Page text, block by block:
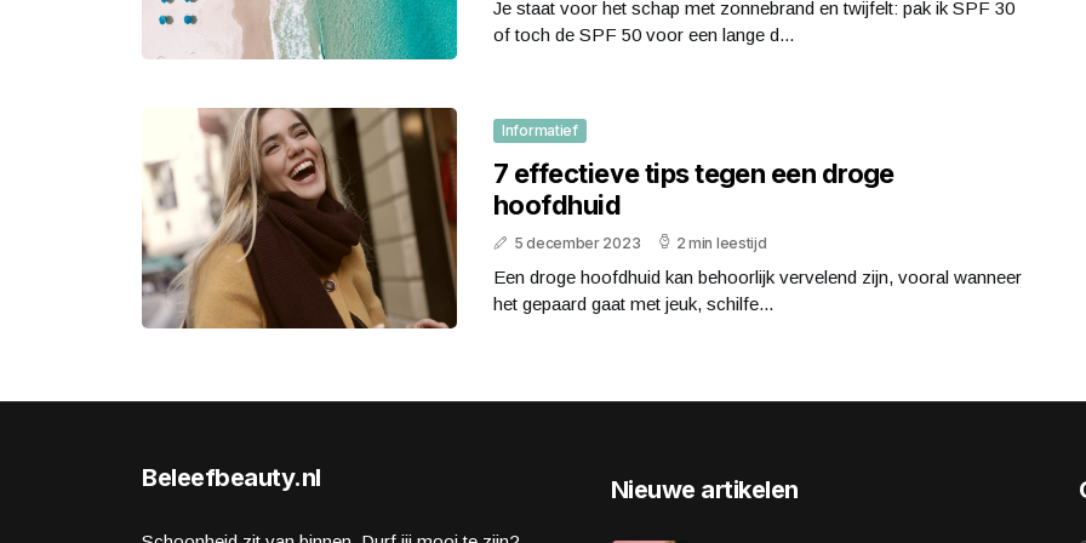
Je staat voor het schap met zonnebrand en twijfelt: pak ik SPF 30
of toch de SPF 50 voor een lange d...
Informatief
7 effectieve tips tegen een droge
hoofdhuid
5 december 2023 2 min leestijd
Een droge hoofdhuid kan behoorlijk vervelend zijn, vooral wanneer
het gepaard gaat met jeuk, schilfe...
Beleefbeauty.nl Nieuwe artikelen